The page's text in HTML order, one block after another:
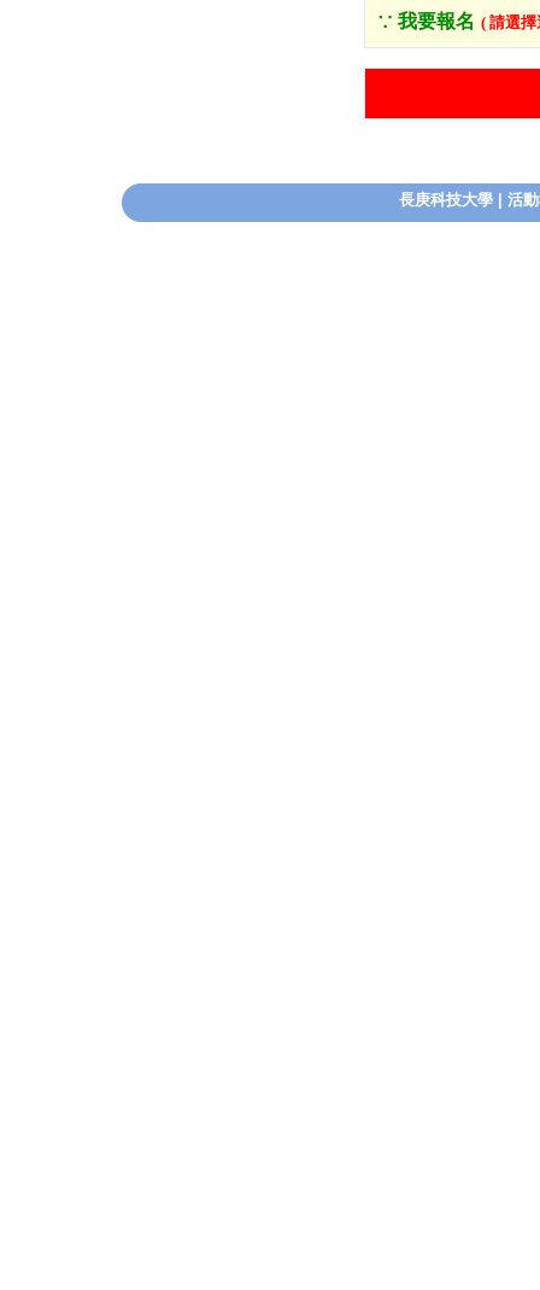
∵ 我要報名 ( 請選
長庚科技大學| 活